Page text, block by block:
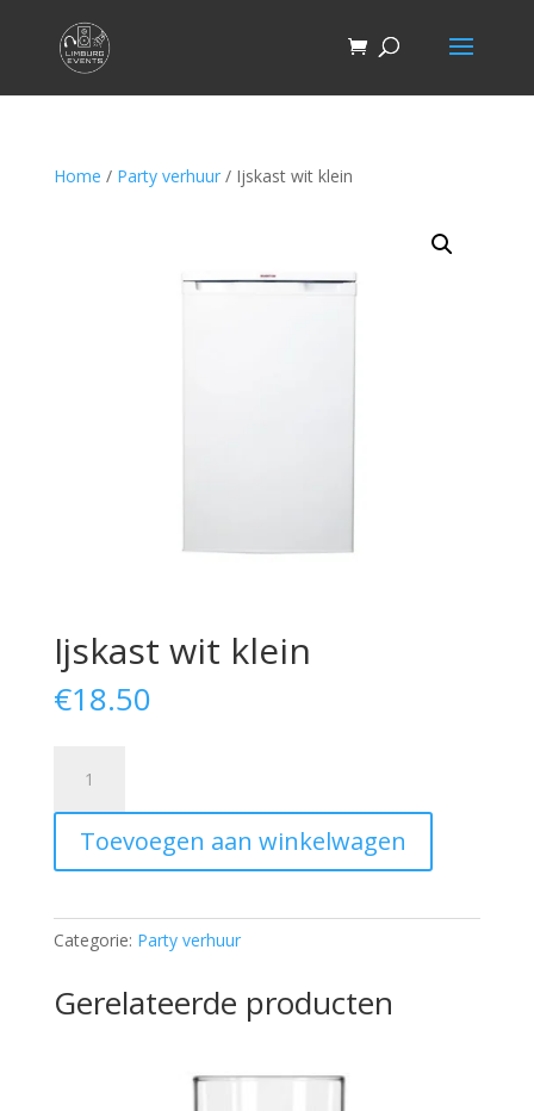
Home / Party verhuur/ Ijskast wit klein
Ijskast wit klein
€18.50
klein
aantalToevoegen aan winkelwagen
Categorie: Party verhuur
Gerelateerde producten